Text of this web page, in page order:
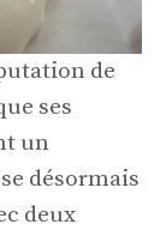
de
ses
un
désormais
deux